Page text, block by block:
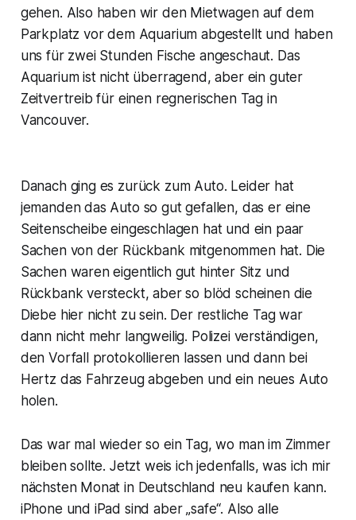
gehen. Also haben wir den Mietwagen auf dem
Parkplatz vor dem Aquarium abgestellt und haben
uns für zwei Stunden Fische angeschaut. Das
Aquarium ist nicht überragend, aber ein guter
Zeitvertreib für einen regnerischen Tag in
Vancouver.
Danach ging es zurück zum Auto. Leider hat
jemanden das Auto so gut gefallen, das er eine
Seitenscheibe eingeschlagen hat und ein paar
Sachen von der Rückbank mitgenommen hat. Die
Sachen waren eigentlich gut hinter Sitz und
Rückbank versteckt, aber so blöd scheinen die
Diebe hier nicht zu sein. Der restliche Tag war
dann nicht mehr langweilig. Polizei verständigen,
den Vorfall protokollieren lassen und dann bei
Hertz das Fahrzeug abgeben und ein neues Auto
holen.
Das war mal wieder so ein Tag, wo man im Zimmer
bleiben sollte. Jetzt weis ich jedenfalls, was ich mir
nächsten Monat in Deutschland neu kaufen kann.
iPhone und iPad sind aber „safe“. Also alle